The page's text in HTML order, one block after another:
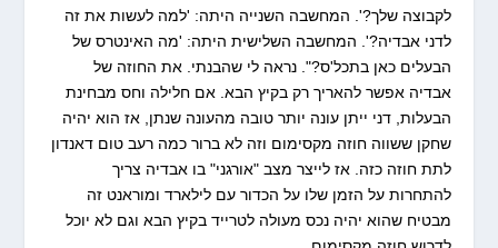
לקבוצה שלך?'. המחשבה השנייה היתה: 'למה לעשות את זה
לדני אבדיה?'. המחשבה השלישית היתה: 'מה האינטרס של
הבעלים כאן בתכל'ס?". נראה לי שהבנתי. את החוזה של
אבדיה אפשר להאריך רק בקיץ הבא. אם חלילה וחס מבחינת
הבעלות, דני ייתן עונה יותר טובה מהעונה שנתן, אז הוא יהיה
שחקן ששווה חוזה מקסימום וזה לא ברור כמה רעב טום דאנדון
לתת חוזה כזה. אז לייצר מצב "אורגני" בו אבדיה צריך
להתחרות על הזמן שלו על הכדור עם לילארד ומוראנט זה
מבטיח שהוא יהיה נכס מעולה לטרייד בקיץ הבא וגם לא יוכל